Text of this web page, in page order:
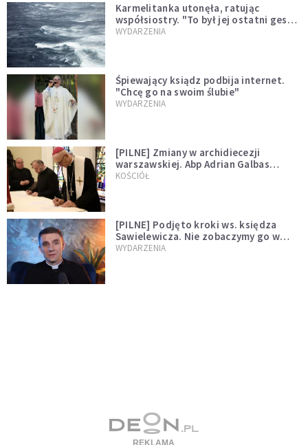
Karmelitanka utonęła, ratując
współsiostry. "To był jej ostatni gest
miłości"
WYDARZENIA
Śpiewający ksiądz podbija internet.
"Chcę go na swoim ślubie"
WYDARZENIA
[PILNE] Zmiany w archidiecezji
warszawskiej. Abp Adrian Galbas
wręczył dekrety nowym proboszczom
KOŚCIÓŁ
[PILNE] Podjęto kroki ws. księdza
Sawielewicza. Nie zobaczymy go w
mediach
WYDARZENIA